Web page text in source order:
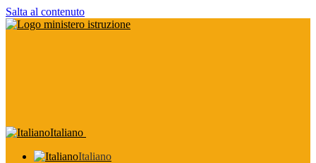
Salta al contenuto
Italiano
Italiano